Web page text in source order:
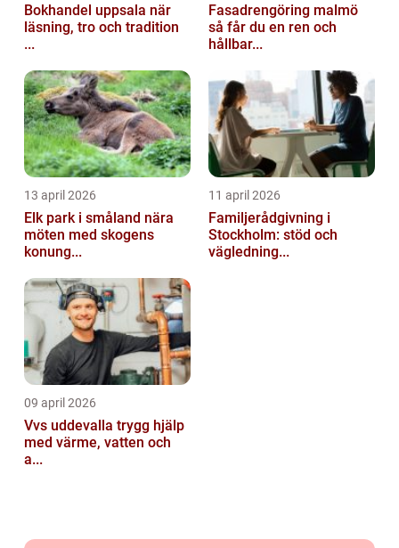
Bokhandel uppsala när
läsning, tro och tradition
...
Fasadrengöring malmö
så får du en ren och
hållbar...
13 april 2026
Elk park i småland nära
möten med skogens
konung...
11 april 2026
Familjerådgivning i
Stockholm: stöd och
vägledning...
09 april 2026
Vvs uddevalla trygg hjälp
med värme, vatten och
a...